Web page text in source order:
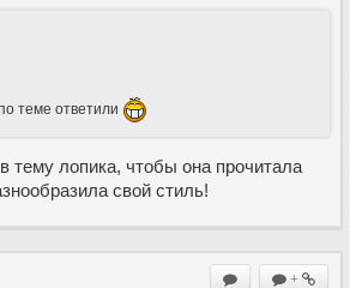
теме ответили
тему лопика, чтобы она прочитала
свой стиль!
+